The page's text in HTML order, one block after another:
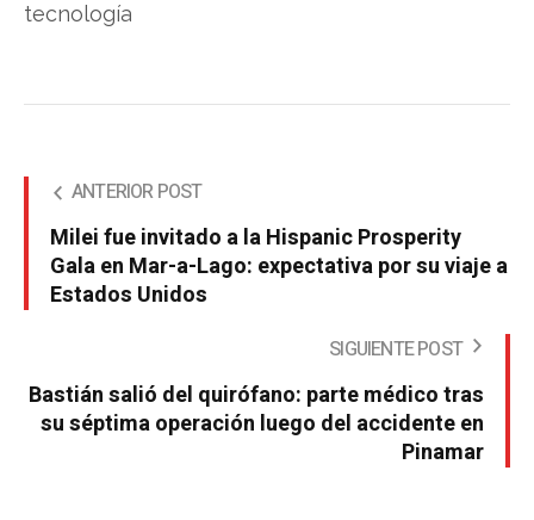
tecnología
ANTERIOR POST
Milei fue invitado a la Hispanic Prosperity
Gala en Mar-a-Lago: expectativa por su viaje a
Estados Unidos
SIGUIENTE POST
Bastián salió del quirófano: parte médico tras
su séptima operación luego del accidente en
Pinamar